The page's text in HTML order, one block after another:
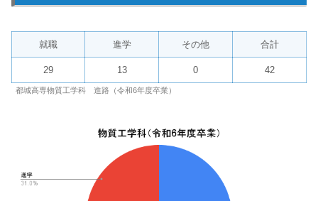
就職 進学 その他 合計
29 13 0 42
都城高専物質工学科 進路（令和6年度卒業）